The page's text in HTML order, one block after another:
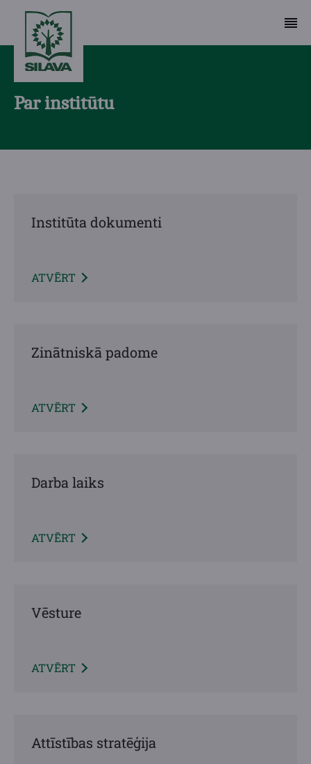
Par institūtu
Institūta dokumenti
ATVĒRT
Zinātniskā padome
ATVĒRT
Darba laiks
ATVĒRT
Vēsture
ATVĒRT
Attīstības stratēģija